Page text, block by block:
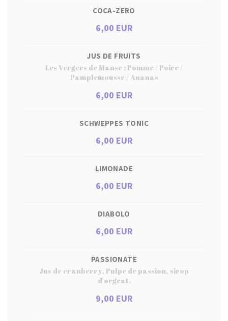
COCA-ZERO
6,00 EUR
JUS DE FRUITS
Les Vergers de Manse : Pomme / Poire /
Pamplemousse / Ananas
6,00 EUR
SCHWEPPES TONIC
6,00 EUR
LIMONADE
6,00 EUR
DIABOLO
6,00 EUR
PASSIONATE
Jus de cranberry, Pulpe de passion, sirop
d'orgeat.
9,00 EUR